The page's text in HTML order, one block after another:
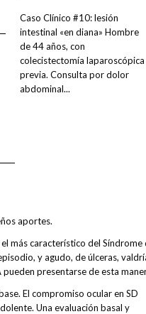
Caso Clínico #10: lesión
intestinal «en diana» Hombre
de 44 años, con
colecistectomía laparoscópica
previa. Consulta por dolor
abdominal...
aportes.
más característico del Síndrome
y agudo, de úlceras,
presentarse de esta
El compromiso ocular en SD
Una evaluación basal y